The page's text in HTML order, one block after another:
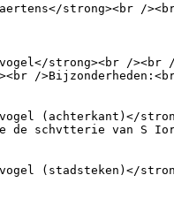
strong><br /
strong><br /
/><br /
(achterkant)</
de schvtterie van S
(stadsteken)</